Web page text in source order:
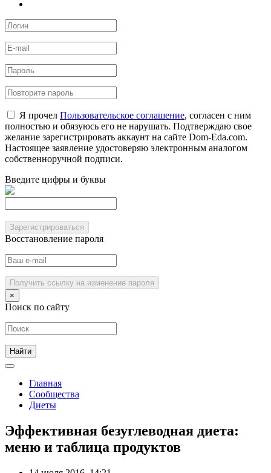
Я прочел Пользовательское соглашение, согласен с ним
полностью и обязуюсь его не нарушать. Подтверждаю свое
желание зарегистрировать аккаунт на сайте Dom-Eda.com.
Настоящее заявление удостоверяю электронным аналогом
собственноручной подписи.
Введите цифры и буквы
Зарегистрироваться
Восстановление пароля
Получить ссылку на изменение пароля
×
Поиск по сайту
Главная
Сообщества
Диеты
Эффективная безуглеводная диета:
меню и таблица продуктов